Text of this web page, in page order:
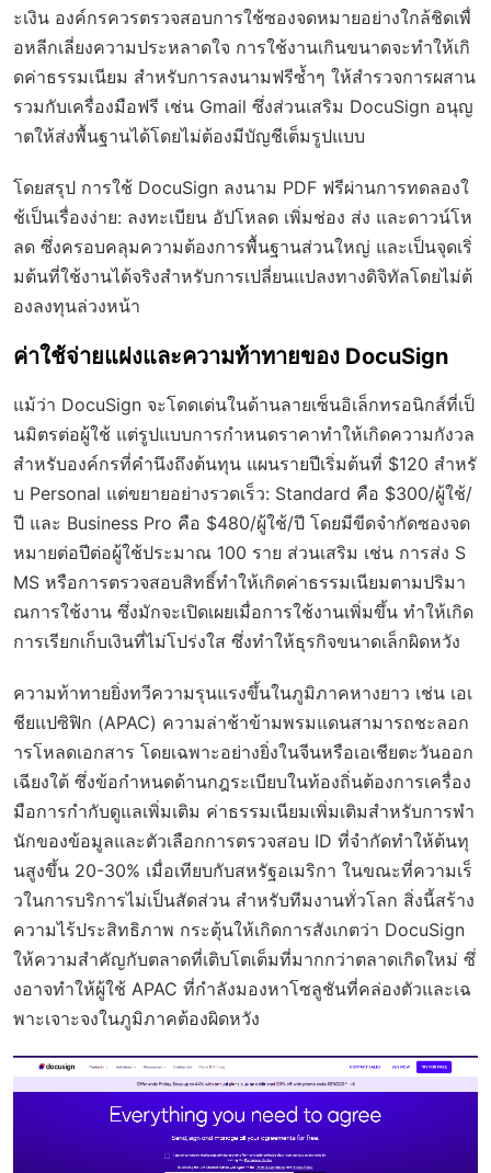
ะเงิน องค์กรควรตรวจสอบการใช้ซองจดหมายอย่างใกล้ชิดเพื่
อหลีกเลี่ยงความประหลาดใจ การใช้งานเกินขนาดจะทำให้เกิ
ดค่าธรรมเนียม สำหรับการลงนามฟรีซ้ำๆ ให้สำรวจการผสาน
รวมกับเครื่องมือฟรี เช่น Gmail ซึ่งส่วนเสริม DocuSign อนุญ
าตให้ส่งพื้นฐานได้โดยไม่ต้องมีบัญชีเต็มรูปแบบ
โดยสรุป การใช้ DocuSign ลงนาม PDF ฟรีผ่านการทดลองใ
ช้เป็นเรื่องง่าย: ลงทะเบียน อัปโหลด เพิ่มช่อง ส่ง และดาวน์โห
ลด ซึ่งครอบคลุมความต้องการพื้นฐานส่วนใหญ่ และเป็นจุดเริ่
มต้นที่ใช้งานได้จริงสำหรับการเปลี่ยนแปลงทางดิจิทัลโดยไม่ต้
องลงทุนล่วงหน้า
ค่าใช้จ่ายแฝงและความท้าทายของ DocuSign
แม้ว่า DocuSign จะโดดเด่นในด้านลายเซ็นอิเล็กทรอนิกส์ที่เป็
นมิตรต่อผู้ใช้ แต่รูปแบบการกำหนดราคาทำให้เกิดความกังวล
สำหรับองค์กรที่คำนึงถึงต้นทุน แผนรายปีเริ่มต้นที่ $120 สำหรั
บ Personal แต่ขยายอย่างรวดเร็ว: Standard คือ $300/ผู้ใช้/
ปี และ Business Pro คือ $480/ผู้ใช้/ปี โดยมีขีดจำกัดซองจด
หมายต่อปีต่อผู้ใช้ประมาณ 100 ราย ส่วนเสริม เช่น การส่ง S
MS หรือการตรวจสอบสิทธิ์ทำให้เกิดค่าธรรมเนียมตามปริมา
ณการใช้งาน ซึ่งมักจะเปิดเผยเมื่อการใช้งานเพิ่มขึ้น ทำให้เกิด
การเรียกเก็บเงินที่ไม่โปร่งใส ซึ่งทำให้ธุรกิจขนาดเล็กผิดหวัง
ความท้าทายยิ่งทวีความรุนแรงขึ้นในภูมิภาคหางยาว เช่น เอเ
ชียแปซิฟิก (APAC) ความล่าช้าข้ามพรมแดนสามารถชะลอก
ารโหลดเอกสาร โดยเฉพาะอย่างยิ่งในจีนหรือเอเชียตะวันออก
เฉียงใต้ ซึ่งข้อกำหนดด้านกฎระเบียบในท้องถิ่นต้องการเครื่อง
มือการกำกับดูแลเพิ่มเติม ค่าธรรมเนียมเพิ่มเติมสำหรับการพำ
นักของข้อมูลและตัวเลือกการตรวจสอบ ID ที่จำกัดทำให้ต้นทุ
นสูงขึ้น 20-30% เมื่อเทียบกับสหรัฐอเมริกา ในขณะที่ความเร็
วในการบริการไม่เป็นสัดส่วน สำหรับทีมงานทั่วโลก สิ่งนี้สร้าง
ความไร้ประสิทธิภาพ กระตุ้นให้เกิดการสังเกตว่า DocuSign
ให้ความสำคัญกับตลาดที่เติบโตเต็มที่มากกว่าตลาดเกิดใหม่ ซึ่
งอาจทำให้ผู้ใช้ APAC ที่กำลังมองหาโซลูชันที่คล่องตัวและเฉ
พาะเจาะจงในภูมิภาคต้องผิดหวัง